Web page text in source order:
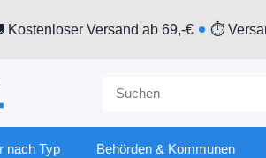
Kostenloser Versand ab 69,-€ ⏱
nach Typ Behörden & Kommunen